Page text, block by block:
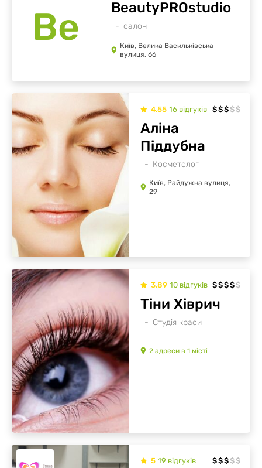
Be салон
BeautyPROstudio
Київ, Велика Васильківська
вулиця, 66
4.55 16 відгуків $$$ $ $
Косметолог
Аліна
Піддубна
Київ, Райдужна вулиця,
29
3.89 10 відгуків $$$$ $
Студія краси
Тіни Хіврич
2 адреси в 1 місті
5 19 відгуків $$$ $ $